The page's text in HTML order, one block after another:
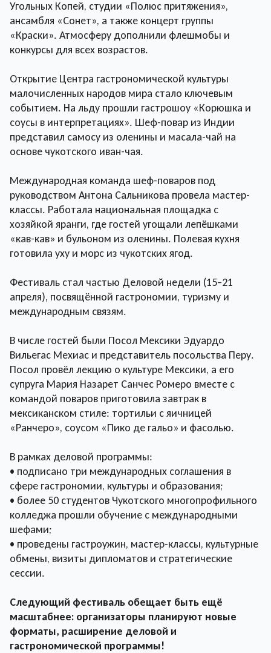
Угольных Копей, студии «Полюс притяжения»,
ансамбля «Сонет», а также концерт группы
«Краски». Атмосферу дополнили флешмобы и
конкурсы для всех возрастов.
Открытие Центра гастрономической культуры
малочисленных народов мира стало ключевым
событием. На льду прошли гастрошоу «Корюшка и
соусы в интерпретациях». Шеф-повар из Индии
представил самосу из оленины и масала-чай на
основе чукотского иван-чая.
Международная команда шеф-поваров под
руководством Антона Сальникова провела мастер-
классы. Работала национальная площадка с
хозяйкой яранги, где гостей угощали лепёшками
«кав-кав» и бульоном из оленины. Полевая кухня
готовила уху и морс из чукотских ягод.
Фестиваль стал частью Деловой недели (15–21
апреля), посвящённой гастрономии, туризму и
международным связям.
В числе гостей были Посол Мексики Эдуардо
Вильегас Мехиас и представитель посольства Перу.
Посол провёл лекцию о культуре Мексики, а его
супруга Мария Назарет Санчес Ромеро вместе с
командой поваров приготовила завтрак в
мексиканском стиле: тортильи с яичницей
«Ранчеро», соусом «Пико де гальо» и фасолью.
В рамках деловой программы:
• подписано три международных соглашения в
сфере гастрономии, культуры и образования;
• более 50 студентов Чукотского многопрофильного
колледжа прошли обучение с международными
шефами;
• проведены гастроужин, мастер-классы, культурные
обмены, визиты дипломатов и стратегические
сессии.
Следующий фестиваль обещает быть ещё
масштабнее: организаторы планируют новые
форматы, расширение деловой и
гастрономической программы!